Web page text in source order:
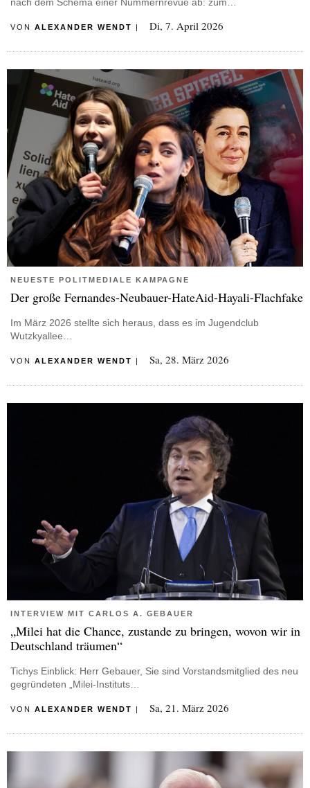
VON ALEXANDER WENDT | Di, 7. April 2026
NEUESTE POLITMEDIALE KAMPAGNE
Der große Fernandes-Neubauer-HateAid-Hayali-Flachfake
Im März 2026 stellte sich heraus, dass es im Jugendclub
Wutzkyallee…
VON ALEXANDER WENDT Sa, 28. März 2026
INTERVIEW MIT CARLOS A. GEBAUER
„Milei hat die Chance, zustande zu bringen, wovon wir in
Deutschland träumen“
Tichys Einblick: Herr Gebauer, Sie sind Vorstandsmitglied des neu
gegründeten „Milei-Instituts…
VON ALEXANDER WENDT | Sa, 21. März 2026